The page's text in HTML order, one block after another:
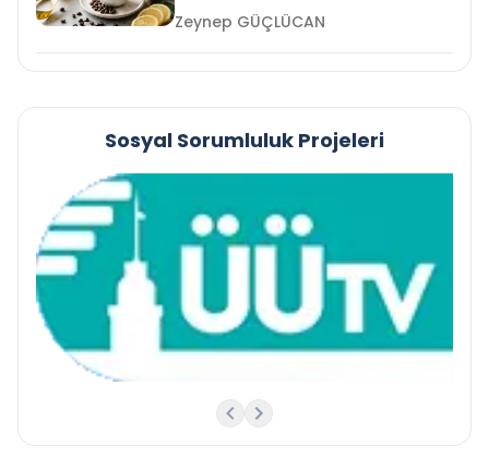
Zeynep GÜÇLÜCAN
Sosyal Sorumluluk Projeleri